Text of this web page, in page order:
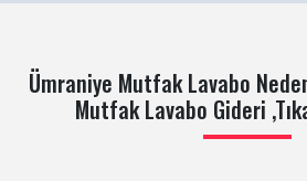
Ümraniye Mutfak Lavabo
Mutfak Lavabo Gideri